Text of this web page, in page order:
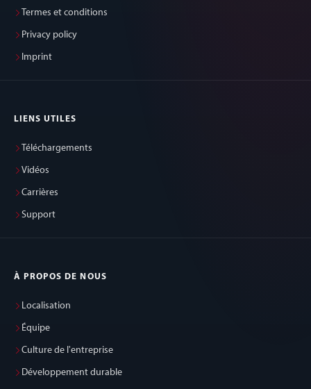
Termes et conditions
Privacy policy
Imprint
LIENS UTILES
Téléchargements
Vidéos
Carrières
Support
À PROPOS DE NOUS
Localisation
Équipe
Culture de l'entreprise
Développement durable